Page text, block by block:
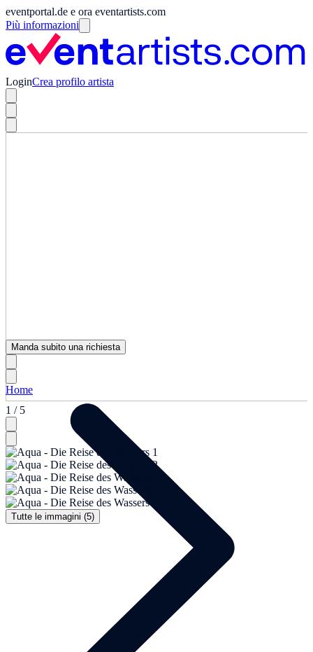
eventportal.de e ora eventartists.com
Più informazioni
LoginCrea profilo artista
1 / 5
Tutte le immagini (5)
Manda subito una richiesta
Home